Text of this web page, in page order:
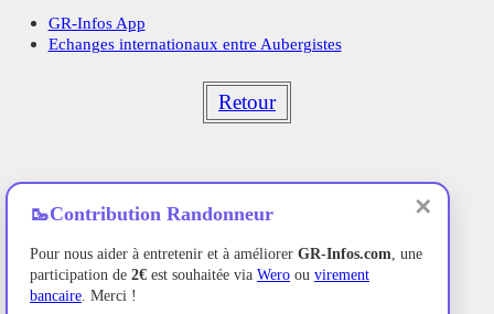
GR-Infos App
Echanges internationaux entre Aubergistes
Retour
✕
🥾Contribution Randonneur
Pour nous aider à entretenir et à améliorer GR-Infos.com, une
participation de 2€ est souhaitée via Wero ou virement
bancaire. Merci !